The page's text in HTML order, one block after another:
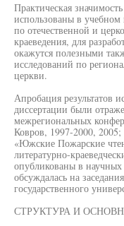
Практическая
использованы в
по отечественной и
краеведения, для
окажутся полезными
исследований по
церкви.
Апробация результатов
диссертации были
межрегиональных
Ковров, 1997-2000,
«Южские Пожарские
литературно-
опубликованы в научных
обсуждалась на
государственного
СТРУКТУРА И